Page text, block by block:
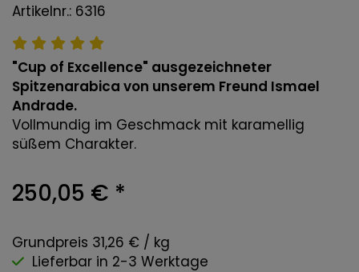
Artikelnr.: 6316
"Cup of Excellence" ausgezeichneter
Spitzenarabica von unserem Freund Ismael
Andrade.
Vollmundig im Geschmack mit karamellig
süßem Charakter.
250,05 € *
Grundpreis 31,26 € / kg
Lieferbar in 2-3 Werktage